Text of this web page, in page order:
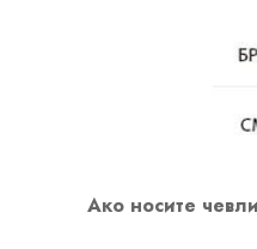
Ако носите